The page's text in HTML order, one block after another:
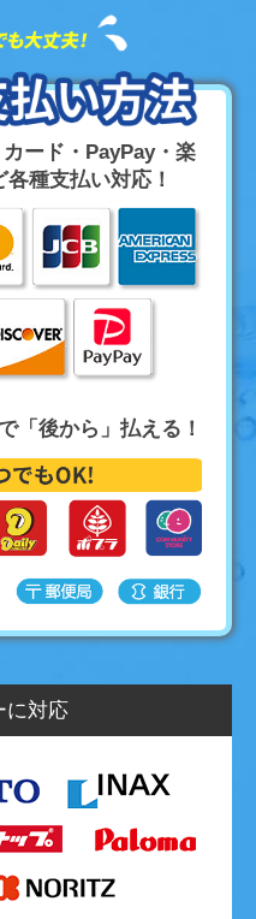
ード・PayPay・楽
種支払い対応！
「後から」払える！
に対応